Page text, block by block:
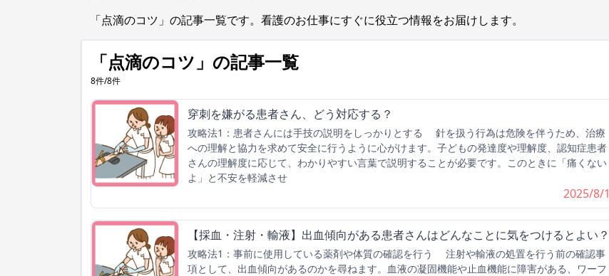
「点滴のコツ」の記事一覧です。看護のお仕事にすぐに役立つ情報をお届けします。
「点滴のコツ」の記事一覧
8件/8件
穿刺を嫌がる患者さん、どう対応する？
攻略法1：患者さんには手技の説明をしっかりとする 針を扱う行為は危険を伴うため、治療
への理解と協力を求めて安全に行うように心がけます。子どもの発達度や理解度、認知症患者
さんの理解度に応じて、わかりやすい言葉で説明することが必要です。このときに「痛くない
よ」と不安を軽減させ
2025/8/1
【採血・注射・輸液】出血傾向がある患者さんはどんなことに気をつけるとよい？
攻略法1：事前に使用している薬剤や体質の確認を行う 注射や輸液の処置を行う前の確認事
項として、出血傾向があるのかを尋ねます。血液の凝固機能や止血機能に障害がある、ワーフ